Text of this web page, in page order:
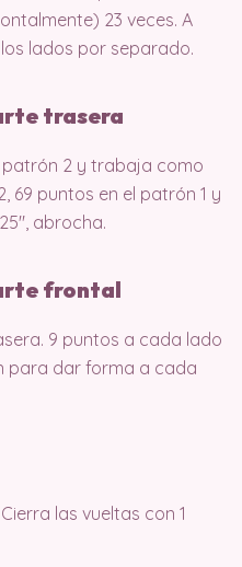
23 veces. A
lados por separado.
trasera
patrón 2 y trabaja como
69 puntos en el patrón 1 y
abrocha.
frontal
9 puntos a cada lado
para dar forma a cada
las vueltas con 1